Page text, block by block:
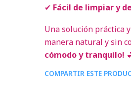
✔ Fácil de limpiar y
Una solución práctica
manera natural y sin
cómodo y tranquilo!
COMPARTIR ESTE